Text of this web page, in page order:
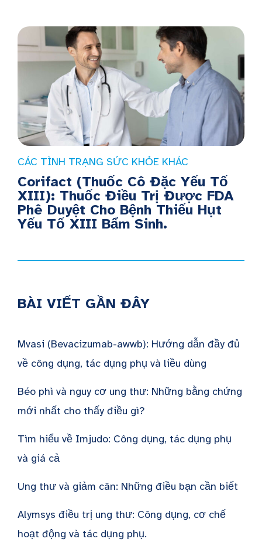
CÁC TÌNH TRẠNG SỨC KHỎE KHÁC
Corifact (Thuốc Cô Đặc Yếu Tố
XIII): Thuốc Điều Trị Được FDA
Phê Duyệt Cho Bệnh Thiếu Hụt
Yếu Tố XIII Bẩm Sinh.
BÀI VIẾT GẦN ĐÂY
Mvasi (Bevacizumab-awwb): Hướng dẫn đầy đủ
về công dụng, tác dụng phụ và liều dùng
Béo phì và nguy cơ ung thư: Những bằng chứng
mới nhất cho thấy điều gì?
Tìm hiểu về Imjudo: Công dụng, tác dụng phụ
và giá cả
Ung thư và giảm cân: Những điều bạn cần biết
Alymsys điều trị ung thư: Công dụng, cơ chế
hoạt động và tác dụng phụ.